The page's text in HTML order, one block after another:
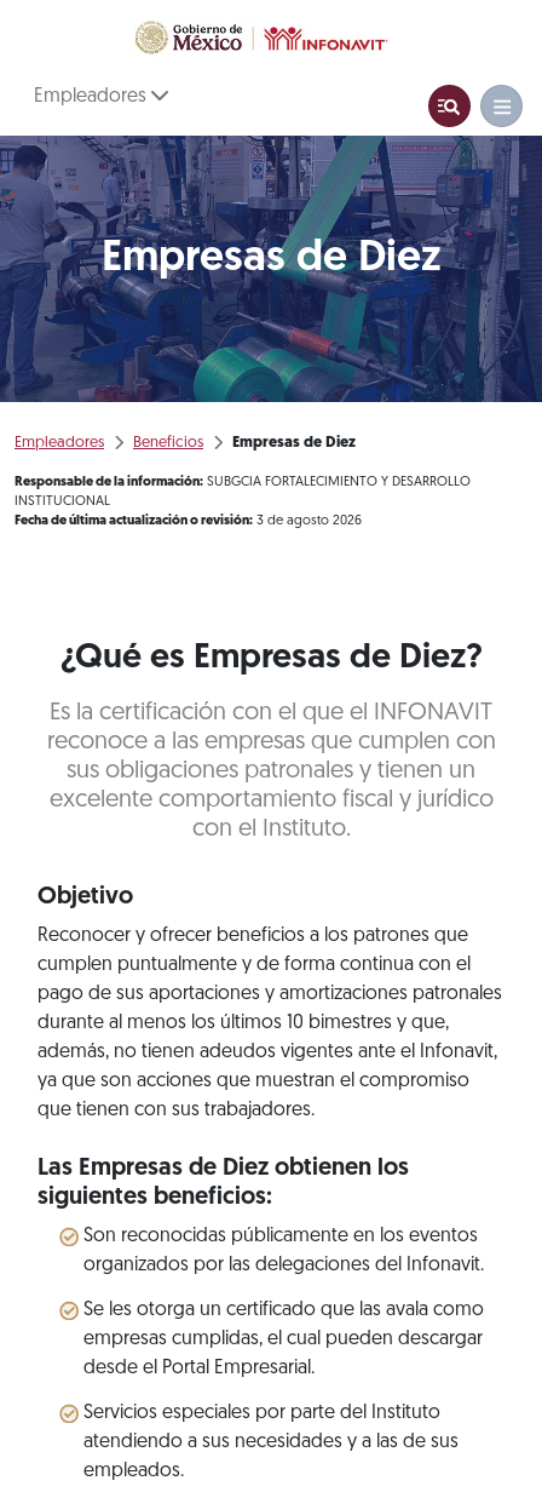
Empleadores
Empresas de Diez
Empleadores Beneficios Empresas de Diez
Responsable de la información: SUBGCIA FORTALECIMIENTO Y DESARROLLO
INSTITUCIONAL
Fecha de última actualización o revisión: 3 de agosto 2026
¿Qué es Empresas de Diez?
Es la certificación con el que el INFONAVIT
reconoce a las empresas que cumplen con
sus obligaciones patronales y tienen un
excelente comportamiento fiscal y jurídico
con el Instituto.
Objetivo
Reconocer y ofrecer beneficios a los patrones que
cumplen puntualmente y de forma continua con el
pago de sus aportaciones y amortizaciones patronales
durante al menos los últimos 10 bimestres y que,
además, no tienen adeudos vigentes ante el Infonavit,
ya que son acciones que muestran el compromiso
que tienen con sus trabajadores.
Las Empresas de Diez obtienen los
siguientes beneficios:
Son reconocidas públicamente en los eventos
organizados por las delegaciones del Infonavit.
Se les otorga un certificado que las avala como
empresas cumplidas, el cual pueden descargar
desde el Portal Empresarial.
Servicios especiales por parte del Instituto
atendiendo a sus necesidades y a las de sus
empleados.